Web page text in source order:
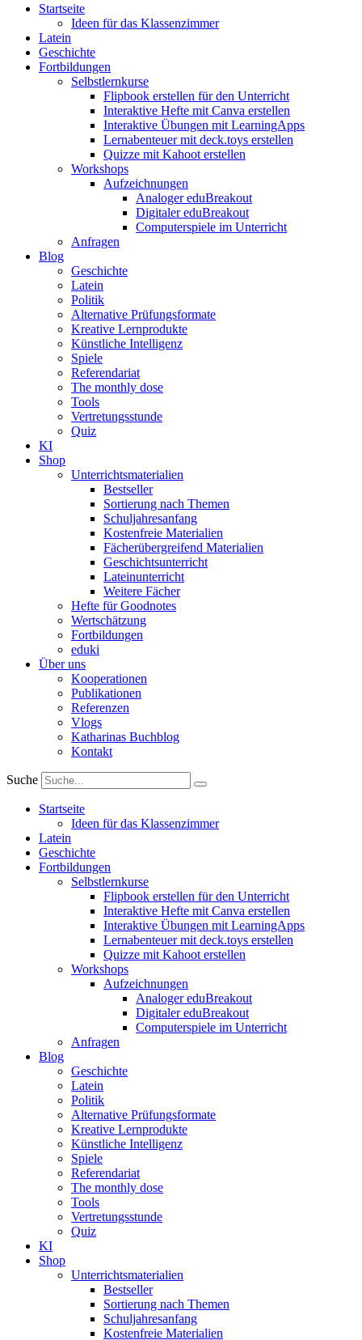
Startseite
Ideen für das Klassenzimmer
Latein
Geschichte
Fortbildungen
Selbstlernkurse
Flipbook erstellen für den Unterricht
Interaktive Hefte mit Canva erstellen
Interaktive Übungen mit LearningApps
Lernabenteuer mit deck.toys erstellen
Quizze mit Kahoot erstellen
Workshops
Aufzeichnungen
Analoger eduBreakout
Digitaler eduBreakout
Computerspiele im Unterricht
Anfragen
Blog
Geschichte
Latein
Politik
Alternative Prüfungsformate
Kreative Lernprodukte
Künstliche Intelligenz
Spiele
Referendariat
The monthly dose
Tools
Vertretungsstunde
Quiz
KI
Shop
Unterrichtsmaterialien
Bestseller
Sortierung nach Themen
Schuljahresanfang
Kostenfreie Materialien
Fächerübergreifend Materialien
Geschichtsunterricht
Lateinunterricht
Weitere Fächer
Hefte für Goodnotes
Wertschätzung
Fortbildungen
eduki
Über uns
Kooperationen
Publikationen
Referenzen
Vlogs
Katharinas Buchblog
Kontakt
Suche
Startseite
Ideen für das Klassenzimmer
Latein
Geschichte
Fortbildungen
Selbstlernkurse
Flipbook erstellen für den Unterricht
Interaktive Hefte mit Canva erstellen
Interaktive Übungen mit LearningApps
Lernabenteuer mit deck.toys erstellen
Quizze mit Kahoot erstellen
Workshops
Aufzeichnungen
Analoger eduBreakout
Digitaler eduBreakout
Computerspiele im Unterricht
Anfragen
Blog
Geschichte
Latein
Politik
Alternative Prüfungsformate
Kreative Lernprodukte
Künstliche Intelligenz
Spiele
Referendariat
The monthly dose
Tools
Vertretungsstunde
Quiz
KI
Shop
Unterrichtsmaterialien
Bestseller
Sortierung nach Themen
Schuljahresanfang
Kostenfreie Materialien